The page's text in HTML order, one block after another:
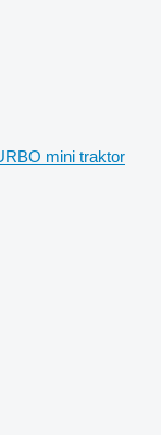
mini traktor